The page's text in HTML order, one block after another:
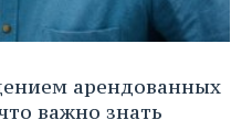
арендованных
важно знать